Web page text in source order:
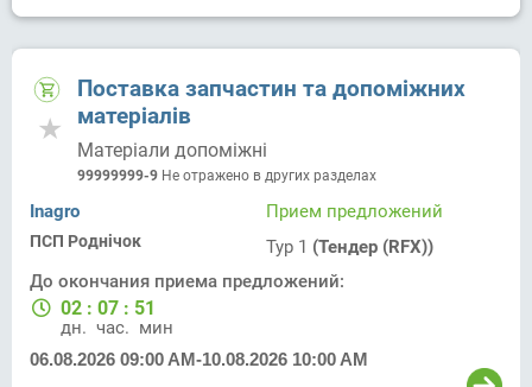
Поставка запчастин та допоміжних
матеріалів
Матеріали допоміжні
99999999-9 Не отражено в других разделах
Inagro
ПСП Роднічок
Прием предложений
Тур 1 (Тендер (RFX))
До окончания приема предложений:
02 : 07 : 51
дн. час. мин.
06.08.2026 09:00 AM-10.08.2026 10:00 AM